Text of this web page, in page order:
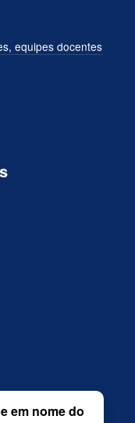
equipes docentes
em nome do